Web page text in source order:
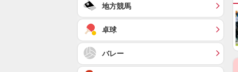
地方競馬
卓球
バレー